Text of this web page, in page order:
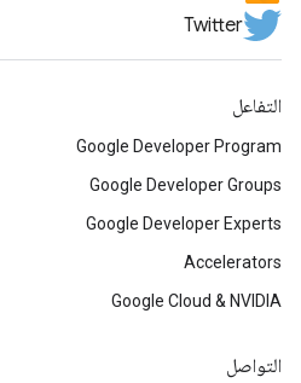
Twitter
التفاعل
Google Developer Program
Google Developer Groups
Google Developer Experts
Accelerators
Google Cloud & NVIDIA
التواصل